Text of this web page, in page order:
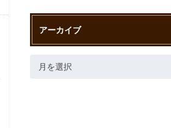
アーカイブ